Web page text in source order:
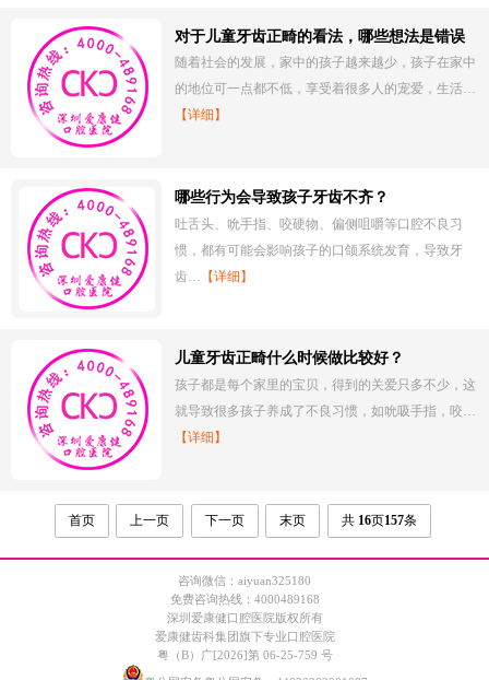
对于儿童牙齿正畸的看法，哪些想法是错误
的？
随着社会的发展，家中的孩子越来越少，孩子在家中
的地位可一点都不低，享受着很多人的宠爱，生活…
【详细】
哪些行为会导致孩子牙齿不齐？
吐舌头、吮手指、咬硬物、偏侧咀嚼等口腔不良习
惯，都有可能会影响孩子的口颌系统发育，导致牙
齿…
【详细】
儿童牙齿正畸什么时候做比较好？
孩子都是每个家里的宝贝，得到的关爱只多不少，这
就导致很多孩子养成了不良习惯，如吮吸手指，咬…
【详细】
首页 上一页 下一页 末页 共 16页157条
咨询微信：aiyuan325180
免费咨询热线：4000489168
深圳爱康健口腔医院版权所有
爱康健齿科集团旗下专业口腔医院
粤（B）广[2026]第 06-25-759 号